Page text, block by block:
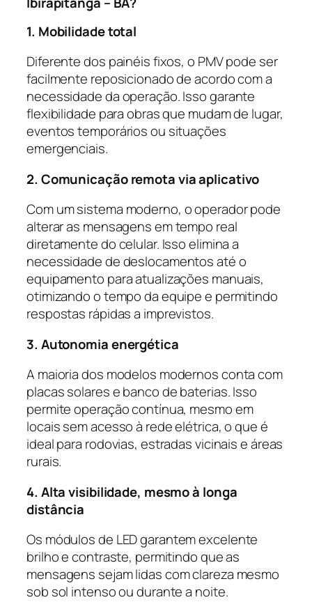
1. Mobilidade total
Diferente dos painéis fixos, o PMV pode ser
facilmente reposicionado de acordo com a
necessidade da operação. Isso garante
flexibilidade para obras que mudam de lugar,
eventos temporários ou situações
emergenciais.
2. Comunicação remota via aplicativo
Com um sistema moderno, o operador pode
alterar as mensagens em tempo real
diretamente do celular. Isso elimina a
necessidade de deslocamentos até o
equipamento para atualizações manuais,
otimizando o tempo da equipe e permitindo
respostas rápidas a imprevistos.
3. Autonomia energética
A maioria dos modelos modernos conta com
placas solares e banco de baterias. Isso
permite operação contínua, mesmo em
locais sem acesso à rede elétrica, o que é
ideal para rodovias, estradas vicinais e áreas
rurais.
4. Alta visibilidade, mesmo à longa
distância
Os módulos de LED garantem excelente
brilho e contraste, permitindo que as
mensagens sejam lidas com clareza mesmo
sob sol intenso ou durante a noite.